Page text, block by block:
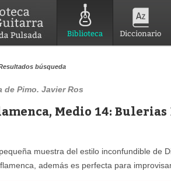
Biblioteca Diccionario
búsqueda
de Pimo. Javier Ros
Medio 14: Bulerias
muestra del estilo inconfundible de
además es perfecta para